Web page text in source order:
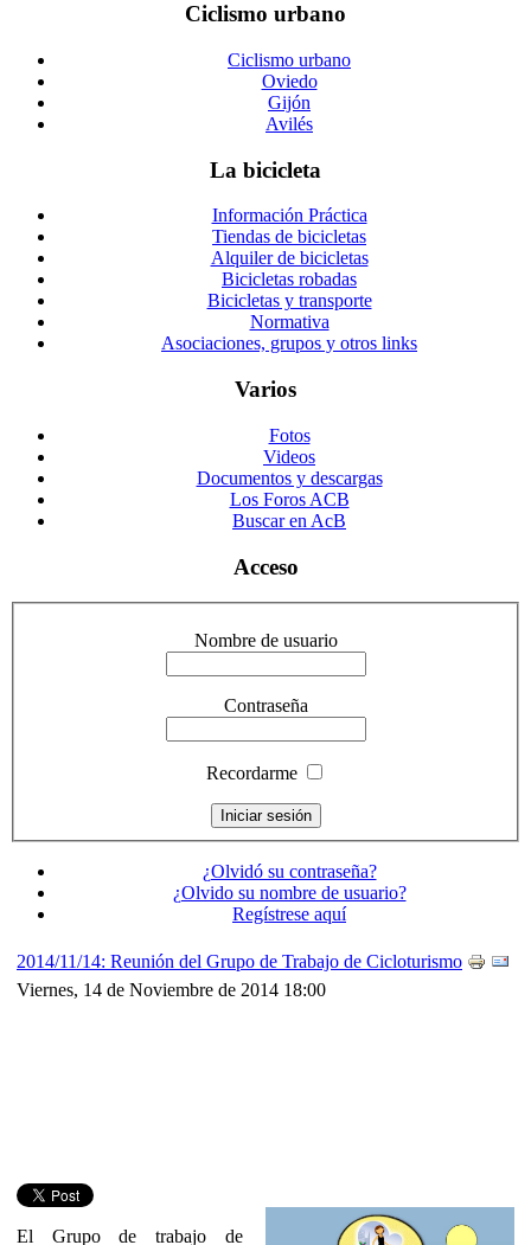
Ciclismo urbano
Ciclismo urbano
Oviedo
Gijón
Avilés
La bicicleta
Información Práctica
Tiendas de bicicletas
Alquiler de bicicletas
Bicicletas robadas
Bicicletas y transporte
Normativa
Asociaciones, grupos y otros links
Varios
Fotos
Videos
Documentos y descargas
Los Foros ACB
Buscar en AcB
Acceso
Nombre de usuario
Contraseña
Recordarme
¿Olvidó su contraseña?
¿Olvido su nombre de usuario?
Regístrese aquí
2014/11/14: Reunión del Grupo de Trabajo de Cicloturismo
Viernes, 14 de Noviembre de 2014 18:00
El Grupo de trabajo de